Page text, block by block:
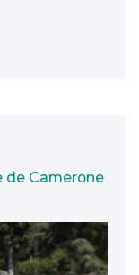
de Camerone